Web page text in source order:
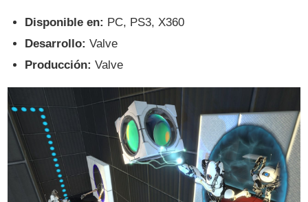
Disponible en: PC, PS3, X360
Desarrollo: Valve
Producción: Valve